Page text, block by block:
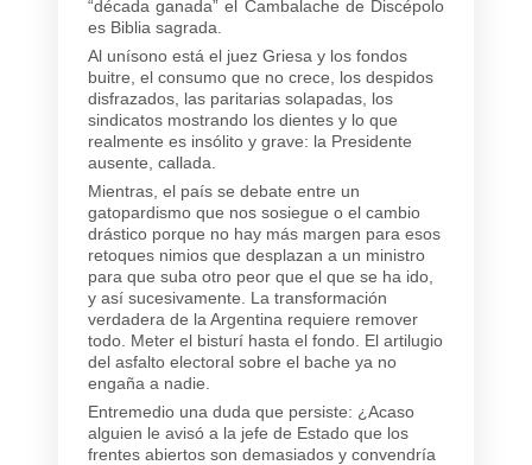
“década ganada” el Cambalache de Discépolo
es Biblia sagrada.
Al unísono está el juez Griesa y los fondos
buitre, el consumo que no crece, los despidos
disfrazados, las paritarias solapadas, los
sindicatos mostrando los dientes y lo que
realmente es insólito y grave: la Presidente
ausente, callada.
Mientras, el país se debate entre un
gatopardismo que nos sosiegue o el cambio
drástico porque no hay más margen para esos
retoques nimios que desplazan a un ministro
para que suba otro peor que el que se ha ido,
y así sucesivamente. La transformación
verdadera de la Argentina requiere remover
todo. Meter el bisturí hasta el fondo. El artilugio
del asfalto electoral sobre el bache ya no
engaña a nadie.
Entremedio una duda que persiste: ¿Acaso
alguien le avisó a la jefe de Estado que los
frentes abiertos son demasiados y convendría